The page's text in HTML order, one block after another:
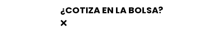
¿COTIZA EN LA BOLSA?
❌